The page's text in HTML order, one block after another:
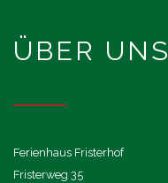
ÜBER UNS
Ferienhaus Fristerhof
Fristerweg 35